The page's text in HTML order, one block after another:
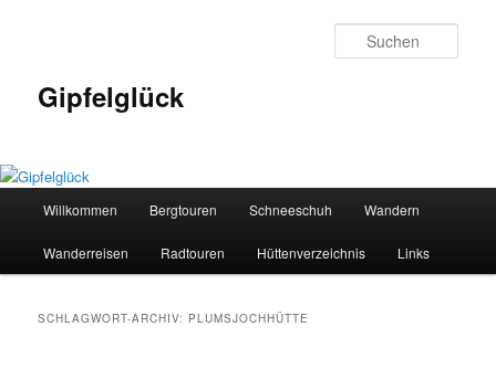
Gipfelglück
Willkommen Bergtouren Schneeschuh Wandern
Wanderreisen Radtouren Hüttenverzeichnis Links
SCHLAGWORT-ARCHIV: PLUMSJOCHHÜTTE